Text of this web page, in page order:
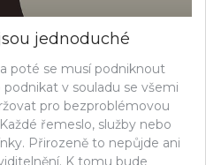
jednoduché
poté se musí podniknout
v souladu se všemi
pro bezproblémovou
řemeslo, služby nebo
Přirozeně to nepůjde ani
K tomu bude